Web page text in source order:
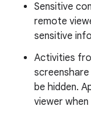
Sensitive
remote
sensitive
Activities
be hidden.
viewer when